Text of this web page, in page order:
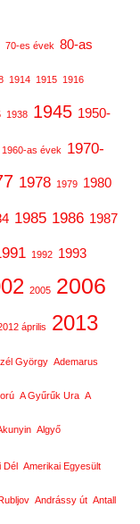
70-es évek 80-as
1914 1915 1916
1938 1945 1950-
1960-as évek
1970-
1978 1979 1980
1985 1986 1987
1992 1993
2005 2006
április 2013
György Ademarus
A Gyűrűk Ura A
Algyő
Dél Amerikai Egyesült
Andrássy út Antall